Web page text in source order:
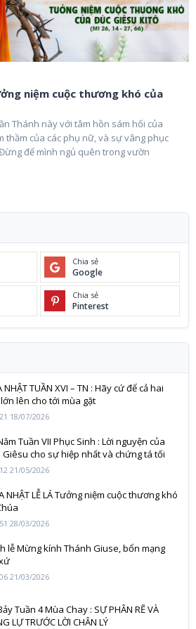
niệm cuộc thương khó của
Thánh này với tâm hồn sám hối của
thầm của các phụ nữ, và sự vâng phục
để mình ngủ quên trong vườn
Chia sẻ
Google
Chia sẻ
Pinterest
NHẬT TUẦN XVI – TN : Hãy cứ để cả hai
lên cho tới mùa gặt
18/07/2026
Tuần VII Phục Sinh : Lời nguyện của
Giêsu cho sự hiệp nhất và chứng tá tối
21/05/2026
NHẬT LỄ LÁ Tưởng niệm cuộc thương khó
28/03/2026
lễ Mừng kính Thánh Giuse, bổn mạng
21/03/2026
Tuần 4 Mùa Chay : SỰ PHÂN RẼ VÀ
LỰ TRƯỚC LỜI CHÂN LÝ